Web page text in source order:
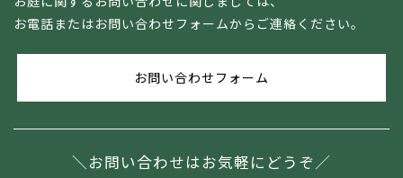
お電話またはお問い合わせフォームからご連絡ください。
お問い合わせフォーム
お問い合わせはお気軽にどうぞ